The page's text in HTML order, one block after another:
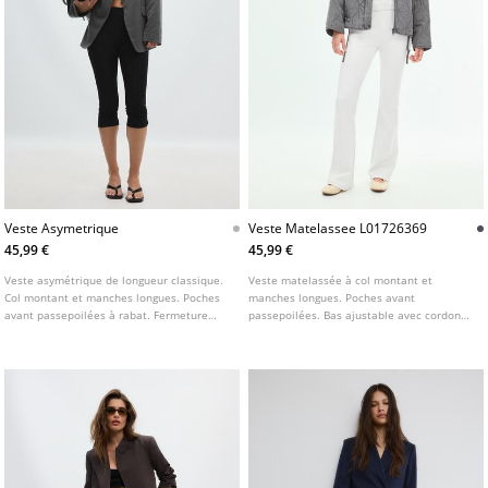
Veste Asymetrique
45,99 €
Veste asymétrique de longueur classique.
Col montant et manches longues. Poches
avant passepoilées à rabat. Fermeture
Veste Matelassee L01726369
45,99 €
Veste matelassée à col montant et
manches longues. Poches avant
passepoilées. Bas ajustable avec cordons.
plusieurs couleurs.